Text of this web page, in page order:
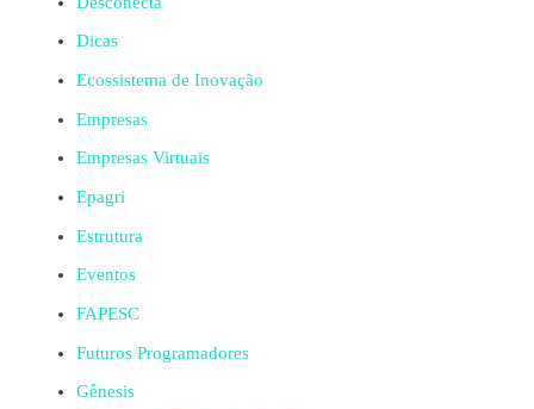
Dicas
Ecossistema de Inovação
Empresas
Empresas Virtuais
Epagri
Estrutura
Eventos
FAPESC
Futuros Programadores
Gênesis